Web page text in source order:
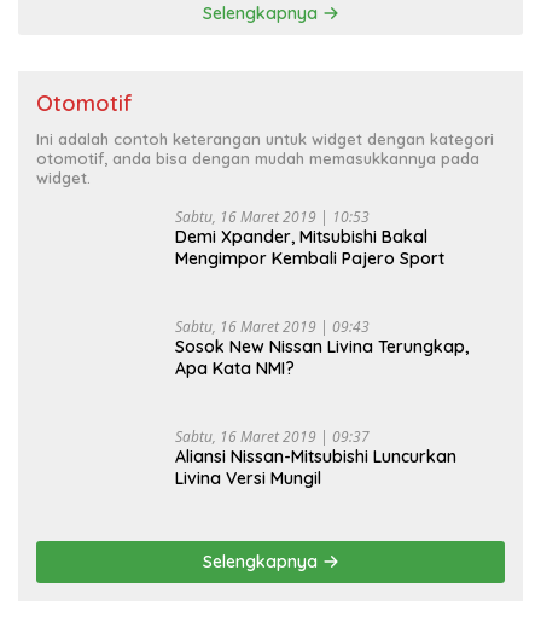
Selengkapnya
Otomotif
Ini adalah contoh keterangan untuk widget dengan kategori
otomotif, anda bisa dengan mudah memasukkannya pada
widget.
Sabtu, 16 Maret 2019 | 10:53
Demi Xpander, Mitsubishi Bakal
Mengimpor Kembali Pajero Sport
Sabtu, 16 Maret 2019 | 09:43
Sosok New Nissan Livina Terungkap,
Apa Kata NMI?
Sabtu, 16 Maret 2019 | 09:37
Aliansi Nissan-Mitsubishi Luncurkan
Livina Versi Mungil
Selengkapnya